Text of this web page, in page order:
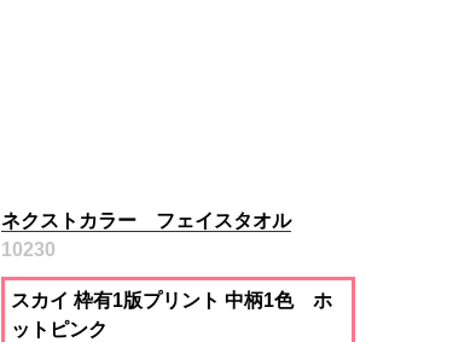
ネクストカラー フェイスタオル
10230
スカイ 枠有1版プリント 中柄1色 ホ
ットピンク